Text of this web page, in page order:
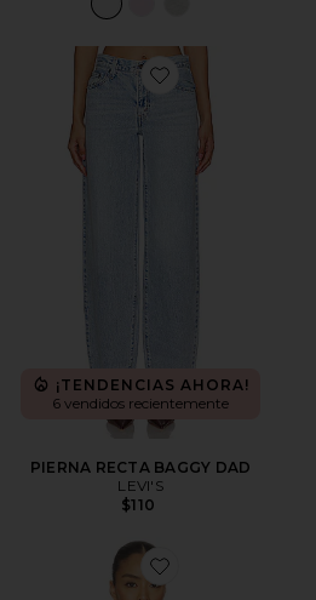
Favorite PIERNA
¡TENDENCIAS AHORA!
6 vendidos recientemente
PIERNA RECTA BAGGY DAD
LEVI'S
$110
Favorite Square